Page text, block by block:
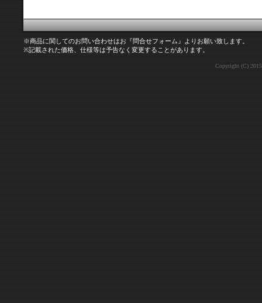
※商品に関してのお問い合わせはお『問合せフォーム』よりお願い致します。
※記載された価格、仕様等は予告なく変更することがあります。
Copyright (C)